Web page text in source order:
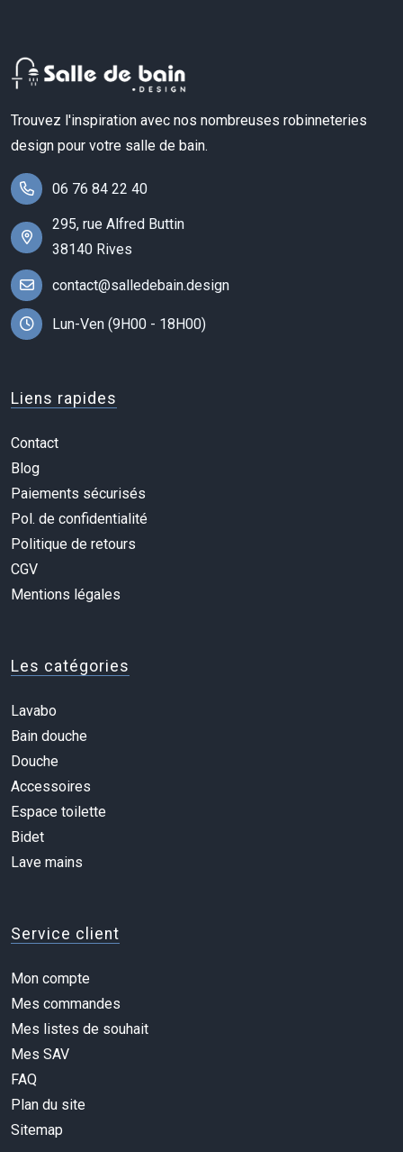
Trouvez l'inspiration avec nos nombreuses robinneteries
design pour votre salle de bain.
06 76 84 22 40
295, rue Alfred Buttin
38140 Rives
contact@salledebain.design
Lun-Ven (9H00 - 18H00)
Liens rapides
Contact
Blog
Paiements sécurisés
Pol. de confidentialité
Politique de retours
CGV
Mentions légales
Les catégories
Lavabo
Bain douche
Douche
Accessoires
Espace toilette
Bidet
Lave mains
Service client
Mon compte
Mes commandes
Mes listes de souhait
Mes SAV
FAQ
Plan du site
Sitemap